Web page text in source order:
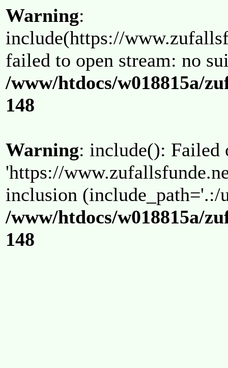
Warning:
include(https://
failed to open stream: no
/www/htdocs/w018815a/
148
Warning: include(): Failed
'https://
inclusion (include_path='.:/
/www/htdocs/w018815a/
148